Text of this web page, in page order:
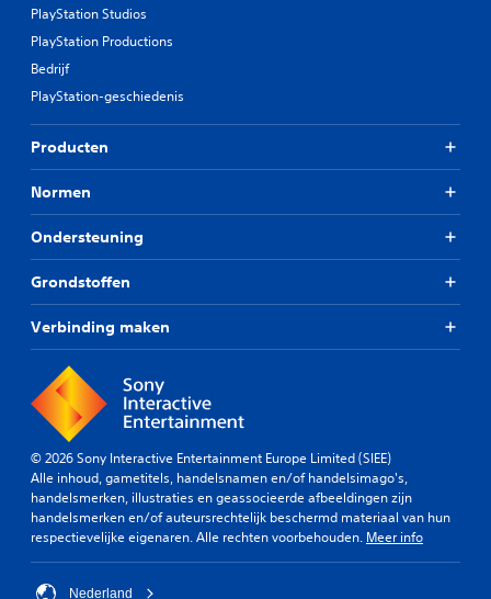
PlayStation Studios
PlayStation Productions
Bedrijf
PlayStation-geschiedenis
Producten
Normen
Ondersteuning
Grondstoffen
Verbinding maken
© 2026 Sony Interactive Entertainment Europe Limited (SIEE)
Alle inhoud, gametitels, handelsnamen en/of handelsimago's,
handelsmerken, illustraties en geassocieerde afbeeldingen zijn
handelsmerken en/of auteursrechtelijk beschermd materiaal van hun
respectievelijke eigenaren. Alle rechten voorbehouden. Meer info
Nederland